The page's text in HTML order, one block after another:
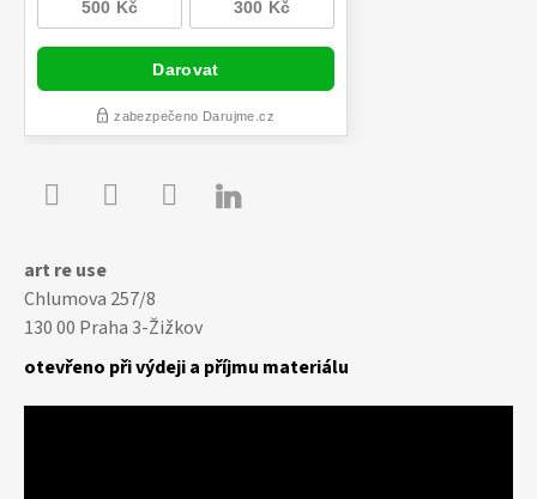

art re use
Chlumova 257/8
130 00 Praha 3-Žižkov
otevřeno při výdeji a příjmu materiálu